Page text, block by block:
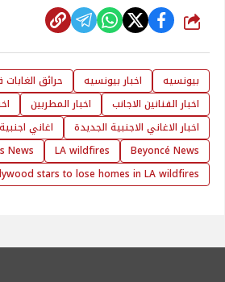
شارك
بيونسيه اخبار بيونسيه
حرائق
اخبار الفنانين الاجانب
اخبار المطربين
اخبار الاغاني الاجنبية الجديدة
اغاني
Beyoncé News
LA wildfires
News
stars to lose homes in LA wildfires